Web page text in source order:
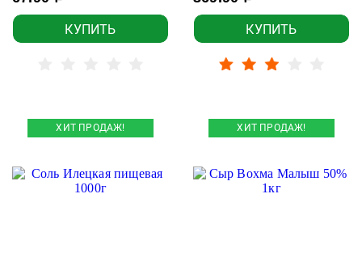
КУПИТЬ КУПИТЬ
ХИТ ПРОДАЖ! ХИТ ПРОДАЖ!